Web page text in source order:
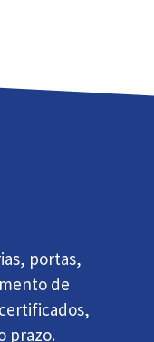
portas,
de
prazo.